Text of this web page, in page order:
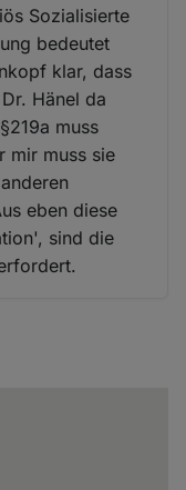
Sozialisierte
bedeutet
klar, dass
Hänel da
muss
mir muss sie
eben diese
sind die